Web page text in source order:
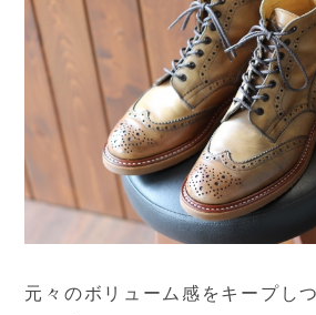
元々のボリューム感をキープし